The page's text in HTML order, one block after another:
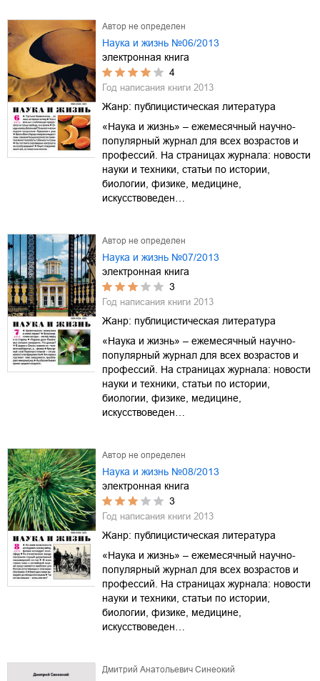
Автор не определен
Наука и жизнь №06/2013
электронная книга
4
Год написания книги 2013
Жанр: публицистическая литература
«Наука и жизнь» – ежемесячный научно-
популярный журнал для всех возрастов и
профессий. На страницах журнала: новости
науки и техники, статьи по истории,
биологии, физике, медицине,
искусствоведен…
Автор не определен
Наука и жизнь №07/2013
электронная книга
3
Год написания книги 2013
Жанр: публицистическая литература
«Наука и жизнь» – ежемесячный научно-
популярный журнал для всех возрастов и
профессий. На страницах журнала: новости
науки и техники, статьи по истории,
биологии, физике, медицине,
искусствоведен…
Автор не определен
Наука и жизнь №08/2013
электронная книга
3
Год написания книги 2013
Жанр: публицистическая литература
«Наука и жизнь» – ежемесячный научно-
популярный журнал для всех возрастов и
профессий. На страницах журнала: новости
науки и техники, статьи по истории,
биологии, физике, медицине,
искусствоведен…
Дмитрий Анатольевич Синеокий